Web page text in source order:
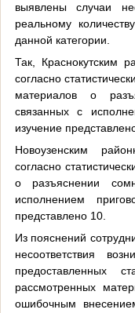
выявлены случаи
реальному
данной категории.
Так, Краснокутским
согласно
материалов о
связанных с
изучение
Новоузенским
согласно
о разъяснении
исполнением
представлено 10.
Из пояснений
несоответствия
предоставленных
рассмотренных
ошибочным